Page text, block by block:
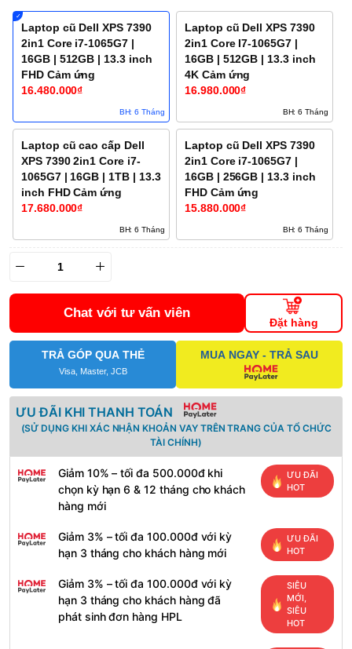
Laptop cũ Dell XPS 7390
2in1 Core i7-1065G7 |
16GB | 512GB | 13.3 inch
FHD Cảm ứng
16.480.000₫
BH: 6 Tháng
Laptop cũ Dell XPS 7390
2in1 Core I7-1065G7 |
16GB | 512GB | 13.3 inch
4K Cảm ứng
16.980.000₫
BH: 6 Tháng
Laptop cũ cao cấp Dell
XPS 7390 2in1 Core i7-
1065G7 | 16GB | 1TB | 13.3
inch FHD Cảm ứng
17.680.000₫
BH: 6 Tháng
Laptop cũ Dell XPS 7390
2in1 Core i7-1065G7 |
16GB | 256GB | 13.3 inch
FHD Cảm ứng
15.880.000₫
BH: 6 Tháng
Chat với tư vấn viên
Đặt hàng
TRẢ GÓP QUA THẺ
Visa, Master, JCB
MUA NGAY - TRẢ SAU
ƯU ĐÃI KHI THANH TOÁN
(SỬ DỤNG KHI XÁC NHẬN KHOẢN VAY TRÊN TRANG CỦA TỔ CHỨC
TÀI CHÍNH)
Giảm 10% – tối đa 500.000đ khi
chọn kỳ hạn 6 & 12 tháng cho khách
hàng mới
ƯU ĐÃI
HOT
Giảm 3% – tối đa 100.000đ với kỳ
hạn 3 tháng cho khách hàng mới
ƯU ĐÃI
HOT
Giảm 3% – tối đa 100.000đ với kỳ
hạn 3 tháng cho khách hàng đã
phát sinh đơn hàng HPL
SIÊU
MỚI,
SIÊU
HOT